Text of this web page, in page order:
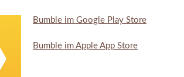
Bumble im Google Play Store
Bumble im Apple App Store